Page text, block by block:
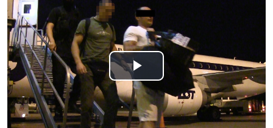
Odtwórz
wideo